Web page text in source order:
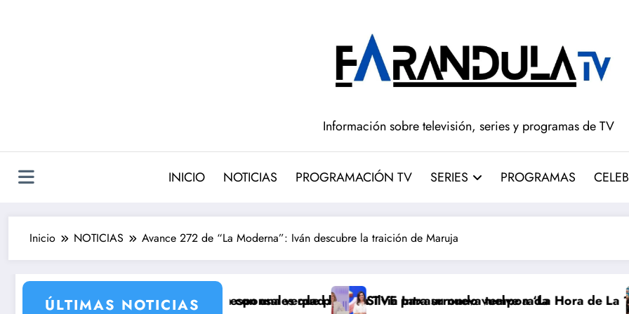
Información sobre televisión, series y programas de TV
INICIO NOTICIAS PROGRAMACIÓN TV SERIES PROGRAMAS
Inicio NOTICIAS Avance 272 de “La Moderna”: Iván descubre la traición de Maruja
ÚLTIMAS NOTICIAS
de Antena 3 que llega con una verdad brutal
cambios de corresponsales que prepara TVE para su nueva temporada
Silvia Intxaurrondo vuelve a ‘La Hora de La 1’ y Aida Bao da
Adiós a